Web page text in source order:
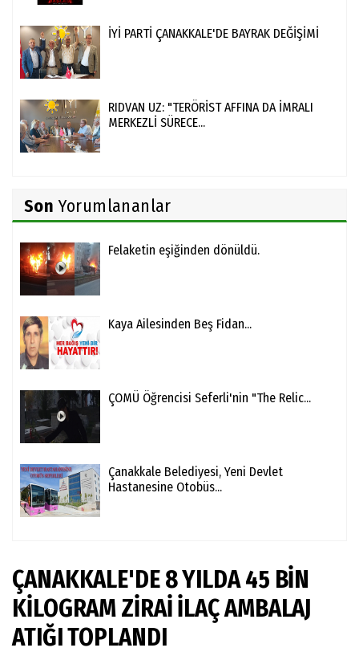
İYİ PARTİ ÇANAKKALE'DE BAYRAK DEĞİŞİMİ
RIDVAN UZ: "TERÖRİST AFFINA DA İMRALI
MERKEZLİ SÜRECE...
Son Yorumlananlar
Felaketin eşiğinden dönüldü.
Kaya Ailesinden Beş Fidan...
ÇOMÜ Öğrencisi Seferli'nin "The Relic...
Çanakkale Belediyesi, Yeni Devlet
Hastanesine Otobüs...
ÇANAKKALE'DE 8 YILDA 45 BİN
KİLOGRAM ZİRAİ İLAÇ AMBALAJ
ATIĞI TOPLANDI